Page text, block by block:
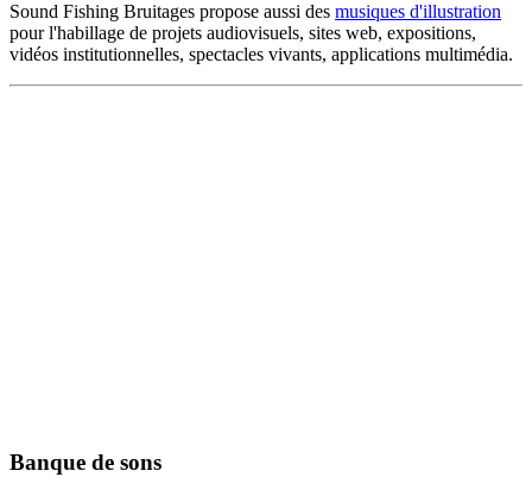
Sound Fishing Bruitages propose aussi des musiques d'illustration
pour l'habillage de projets audiovisuels, sites web, expositions,
vidéos institutionnelles, spectacles vivants, applications multimédia.
Banque de sons